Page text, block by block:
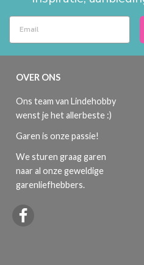
OVER ONS
Ons team van Lindehobby
wenst je het allerbeste :)
Garen is onze passie!
We sturen graag garen
naar al onze geweldige
garenliefhebbers.